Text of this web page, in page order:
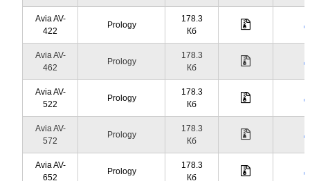
Avia AV-
422
Prology
178.3
Кб
Avia AV-
462
Prology
178.3
Кб
Avia AV-
522
Prology
178.3
Кб
Avia AV-
572
Prology
178.3
Кб
Avia AV-
652
Prology
178.3
Кб